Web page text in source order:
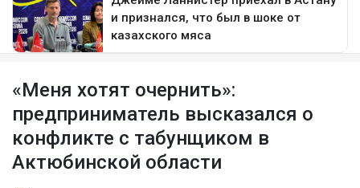
«Меня хотят очернить»:
предприниматель высказался о
конфликте с табунщиком в
Актюбинской области